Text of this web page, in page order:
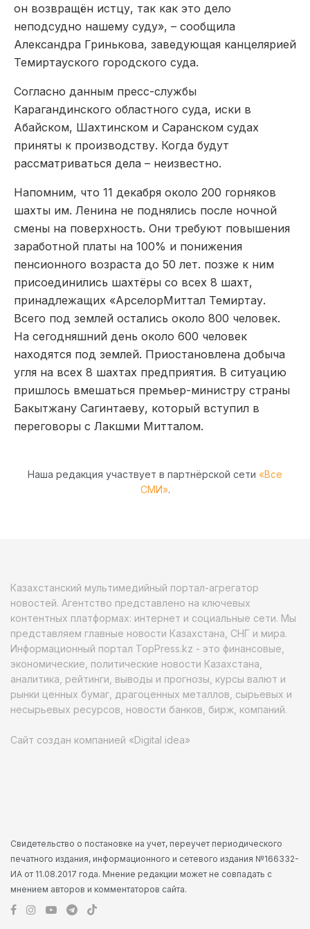
он возвращён истцу, так как это дело
неподсудно нашему суду», – сообщила
Александра Гринькова, заведующая канцелярией
Темиртауского городского суда.
Согласно данным пресс-службы
Карагандинского областного суда, иски в
Абайском, Шахтинском и Саранском судах
приняты к производству. Когда будут
рассматриваться дела – неизвестно.
Напомним, что 11 декабря около 200 горняков
шахты им. Ленина не поднялись после ночной
смены на поверхность. Они требуют повышения
заработной платы на 100% и понижения
пенсионного возраста до 50 лет. позже к ним
присоединились шахтёры со всех 8 шахт,
принадлежащих «АрселорМиттал Темиртау.
Всего под землей остались около 800 человек.
На сегодняшний день около 600 человек
находятся под землей. Приостановлена добыча
угля на всех 8 шахтах предприятия. В ситуацию
пришлось вмешаться премьер-министру страны
Бакытжану Сагинтаеву, который вступил в
переговоры с Лакшми Митталом.
Наша редакция участвует в партнёрской сети «Все
СМИ».
Казахстанский мультимедийный портал-агрегатор
новостей. Агентство представлено на ключевых
контентных платформах: интернет и социальные сети. Мы
представляем главные новости Казахстана, СНГ и мира.
Информационный портал TopPress.kz - это финансовые,
экономические, политические новости Казахстана,
аналитика, рейтинги, выводы и прогнозы, курсы валют и
рынки ценных бумаг, драгоценных металлов, сырьевых и
несырьевых ресурсов, новости банков, бирж, компаний.
Сайт создан компанией «Digital idea»
Свидетельство о постановке на учет, переучет периодического
печатного издания, информационного и сетевого издания №166332-
ИА от 11.08.2017 года. Мнение редакции может не совпадать с
мнением авторов и комментаторов сайта.